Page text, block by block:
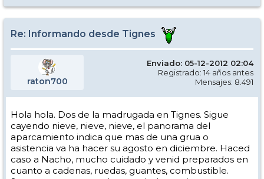
Re: Informando desde Tignes
raton700
Enviado: 05-12-2012 02:04
Registrado: 14 años antes
Mensajes: 8.491
Hola hola. Dos de la madrugada en Tignes. Sigue
cayendo nieve, nieve, nieve, el panorama del
aparcamiento indica que mas de una grua o
asistencia va ha hacer su agosto en diciembre. Haced
caso a Nacho, mucho cuidado y venid preparados en
cuanto a cadenas, ruedas, guantes, combustible.